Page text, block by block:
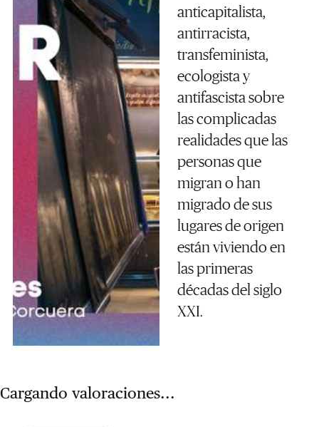
anticapitalista,
antirracista,
transfeminista,
ecologista y
antifascista sobre
las complicadas
realidades que las
personas que
migran o han
migrado de sus
lugares de origen
están viviendo en
las primeras
décadas del siglo
XXI.
Cargando valoraciones...